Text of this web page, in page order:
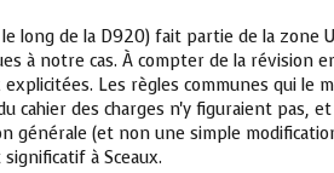
long de la D920) fait partie de la zone
à notre cas. À compter de la
Les règles communes qui le
cahier des charges n'y figuraient pas,
(et non une simple
à Sceaux.